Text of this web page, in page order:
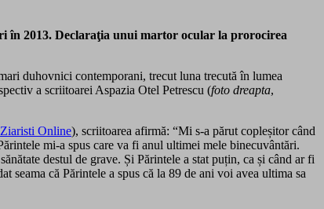
în 2013. Declaraţia unui martor ocular la prorocirea
duhovnici contemporani, trecut luna trecută în lumea
a scriitoarei Aspazia Otel Petrescu (foto dreapta,
Ziaristi Online), scriitoarea afirmă: “Mi s-a părut copleșitor când
mi-a spus care va fi anul ultimei mele binecuvântări.
destul de grave. Și Părintele a stat puțin, ca și când ar fi
seama că Părintele a spus că la 89 de ani voi avea ultima sa